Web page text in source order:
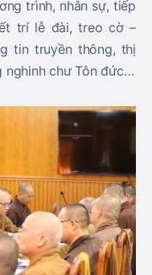
trình, nhân sự, tiếp
trí lễ đài, treo cờ –
tin truyền thông, thị
nghinh chư Tôn đức…